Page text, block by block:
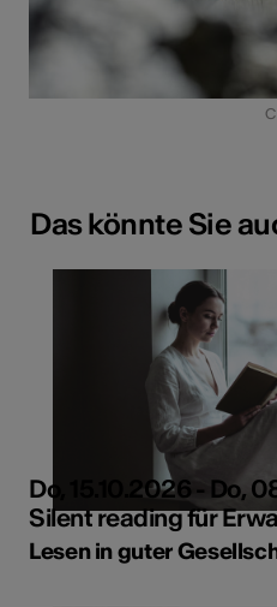
Das könnte Sie
Do, 15.10.2026 - Do,
Silent reading für
Lesen in guter